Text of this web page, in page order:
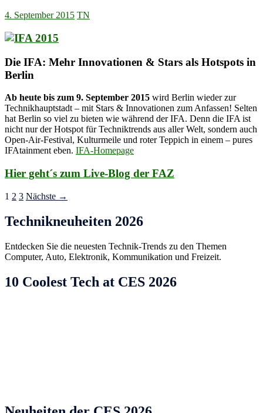
4. September 2015 TN
Die IFA: Mehr Innovationen & Stars als Hotspots in
Berlin
Ab heute bis zum 9. September 2015 wird Berlin wieder zur
Technikhauptstadt – mit Stars & Innovationen zum Anfassen! Selten
hat Berlin so viel zu bieten wie während der IFA. Denn die IFA ist
nicht nur der Hotspot für Techniktrends aus aller Welt, sondern auch
Open-Air-Festival, Kulturmeile und roter Teppich in einem – pures
IFAtainment eben. IFA-Homepage
Hier geht´s zum Live-Blog der FAZ
Beitragsnavigation
1 2 3 Nächste →
Technikneuheiten 2026
Entdecken Sie die neuesten Technik-Trends zu den Themen
Computer, Auto, Elektronik, Kommunikation und Freizeit.
10 Coolest Tech at CES 2026